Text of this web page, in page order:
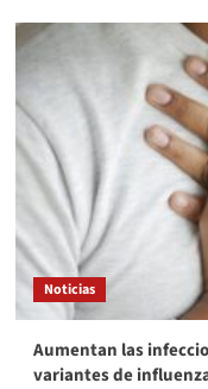
Noticias
Aumentan las
variantes de